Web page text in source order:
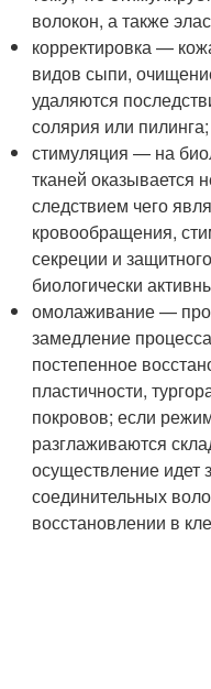
волокон, а также
корректировка —
видов сыпи,
удаляются
солярия или пилинга;
стимуляция — на
тканей оказывается
следствием чего
кровообращения,
секреции и
биологически
омолаживание —
замедление
постепенное
пластичности,
покровов; если
разглаживаются
осуществление идет
соединительных
восстановлении в